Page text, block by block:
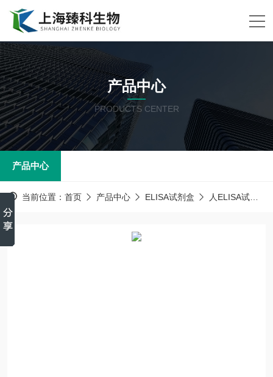
产品中心
PRODUCTS CENTER
产品中心
当前位置： 首页 产品中心 ELISA试剂盒 人ELISA试剂盒